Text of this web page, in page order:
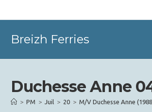
Breizh Ferries
Duchesse Anne
> PM > Juil > 20 > M/V Duchesse Anne